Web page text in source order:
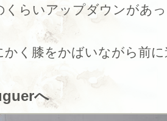
くらいアップダウンがあ
かく膝をかばいながら前
へ